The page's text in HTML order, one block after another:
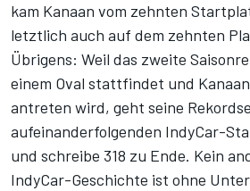
kam Kanaan vom zehnten
letztlich auch auf dem zehnten
Übrigens: Weil das zweite
einem Oval stattfindet und
antreten wird, geht seine
aufeinanderfolgenden IndyCar-
und schreibe 318 zu Ende. Kein
IndyCar-Geschichte ist ohne